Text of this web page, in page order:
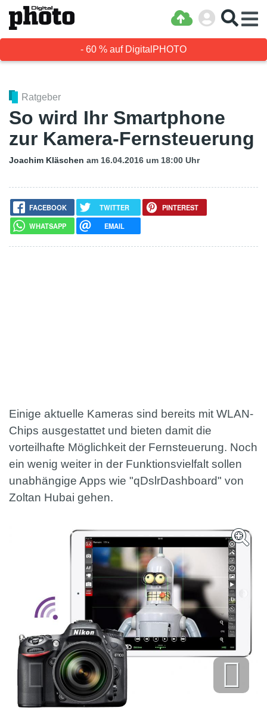
- 60 % auf DigitalPHOTO
Ratgeber
So wird Ihr Smartphone
zur Kamera-Fernsteuerung
Joachim Kläschen am 16.04.2016 um 18:00 Uhr
FACEBOOK TWITTER
PINTEREST
WHATSAPP
EMAIL
Einige aktuelle Kameras sind bereits mit WLAN-
Chips ausgestattet und bieten damit die
vorteilhafte Möglichkeit der Fernsteuerung. Noch
ein wenig weiter in der Funktionsvielfalt sollen
unabhängige Apps wie "qDslrDashboard" von
Zoltan Hubai gehen.